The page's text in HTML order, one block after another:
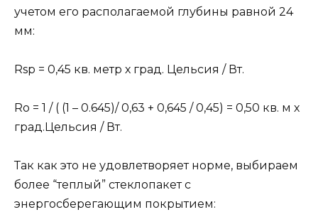
учетом его располагаемой глубины равной 24
мм:
Rsp = 0,45 кв. метр х град. Цельсия / Вт.
Ro = 1 / ( (1 – 0.645)/ 0,63 + 0,645 / 0,45) = 0,50 кв. м х
град.Цельсия / Вт.
Так как это не удовлетворяет норме, выбираем
более “теплый” стеклопакет c
энергосберегающим покрытием: